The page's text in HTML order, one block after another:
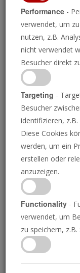
China
PETER VAN
C hinesische
auf
Performance -
verwendet, um
nutzen, z.B.
nicht verwendet
Besucher direkt
Targeting -
Besucher
identifizieren,
Diese Cookies
werden, um ein
erstellen oder
anzuzeigen.
Functionality -
verwendet, um
zu speichern,